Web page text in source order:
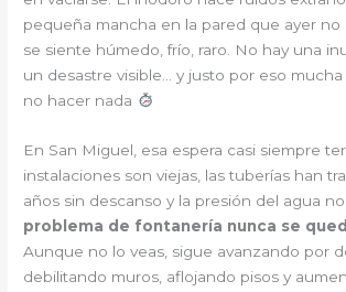
pequeña mancha en la pared que ayer no
se siente húmedo, frío, raro. No hay una
un desastre visible… y justo por eso
no hacer nada
En San Miguel, esa espera casi siempre
instalaciones son viejas, las tuberías han
años sin descanso y la presión del agua
problema de fontanería nunca se
Aunque no lo veas, sigue avanzando por
debilitando muros, aflojando pisos y